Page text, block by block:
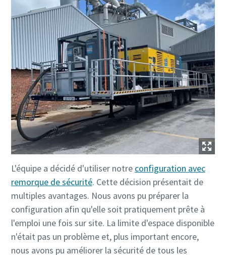
L'équipe a décidé d'utiliser notre configuration avec
remorque de sécurité. Cette décision présentait de
multiples avantages. Nous avons pu préparer la
configuration afin qu'elle soit pratiquement prête à
l'emploi une fois sur site. La limite d'espace disponible
n'était pas un problème et, plus important encore,
nous avons pu améliorer la sécurité de tous les